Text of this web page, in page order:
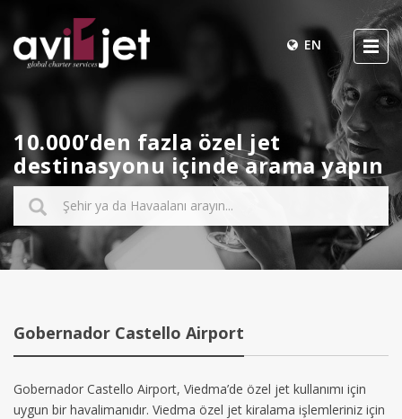
EN
10.000’den fazla özel jet
destinasyonu içinde arama yapın
Gobernador Castello Airport
Gobernador Castello Airport, Viedma’de özel jet kullanımı için
uygun bir havalimanıdır. Viedma özel jet kiralama işlemleriniz için